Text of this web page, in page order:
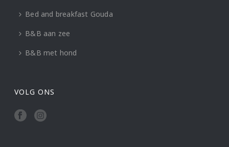
Bed and breakfast Gouda
B&B aan zee
B&B met hond
VOLG ONS